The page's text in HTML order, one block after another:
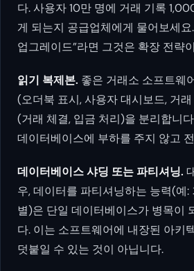
다. 사용자 10만 명에 거래 기록
게 되는지 공급업체에게 물어보세요
업그레이드”라면 그것은 확장 전략
읽기 복제본. 좋은 거래소 소프트웨
(오더북 표시, 사용자 대시보드, 거
(거래 체결, 입금 처리)을 분리합니
데이터베이스에 부하를 주지 않고
데이터베이스 샤딩 또는 파티셔닝.
우, 데이터를 파티셔닝하는 능력(예
별)은 단일 데이터베이스가 병목이
다. 이는 소프트웨어에 내장된 아키
덧붙일 수 있는 것이 아닙니다.